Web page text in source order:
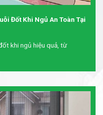
Đốt Khi Ngủ An Toàn Tại
khi ngủ hiệu quả, từ